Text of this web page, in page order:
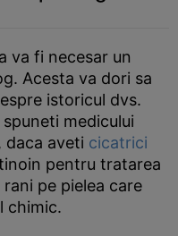
va fi necesar un
Acesta va dori sa
istoricul dvs.
medicului
daca aveti cicatrici
pentru tratarea
pe pielea care
chimic.